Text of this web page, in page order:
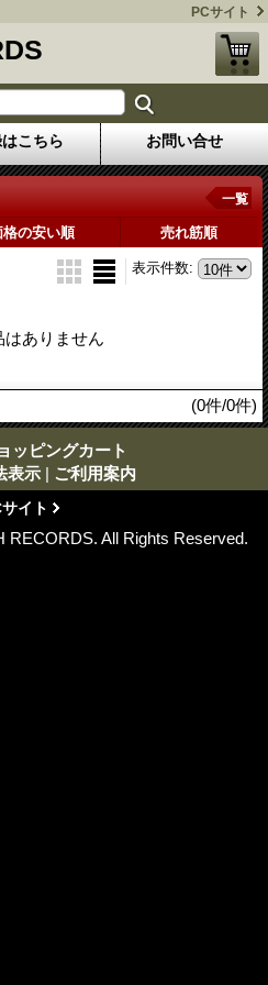
PCサイト
こちら お問い合せ
一覧
格の安い順 売れ筋順
表示件数:
はありません
(0件/0件)
ッピングカート
表示 | ご利用案内
イト
RECORDS. All Rights Reserved.